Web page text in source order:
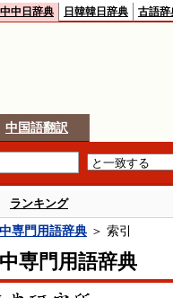
中中日辞典 日韓韓日辞典 古語辞
中国語翻訳
ランキング
専門用語辞典 ＞ 索引
専門用語辞典